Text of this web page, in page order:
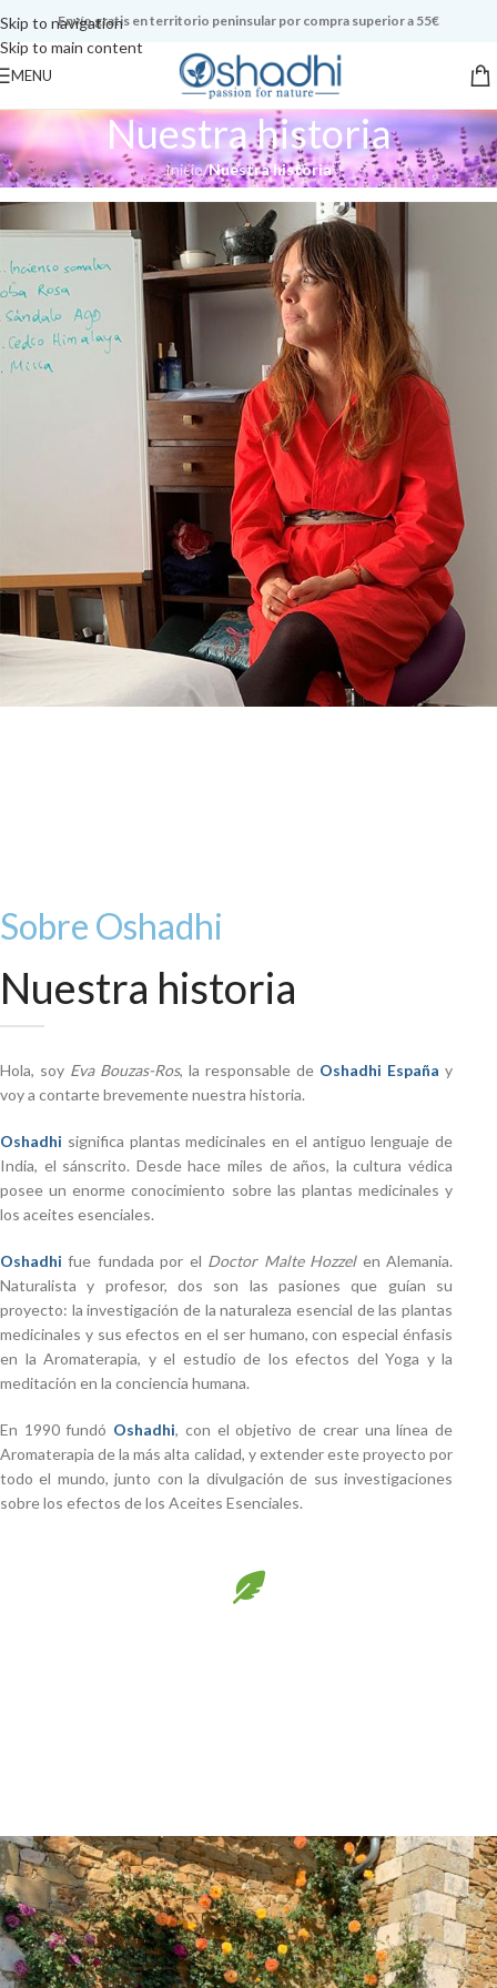
Skip to navigation
Skip to main content
Envío gratis en territorio peninsular por compra superior a 55€
MENU
Nuestra historia
Inicio/Nuestra historia
Sobre Oshadhi
Nuestra historia
Hola, soy Eva Bouzas-Ros, la responsable de Oshadhi España y
voy a contarte brevemente nuestra historia.
Oshadhi significa plantas medicinales en el antiguo lenguaje de
India, el sánscrito. Desde hace miles de años, la cultura védica
posee un enorme conocimiento sobre las plantas medicinales y
los aceites esenciales.
Oshadhi fue fundada por el Doctor Malte Hozzelen Alemania.
Naturalista y profesor, dos son las pasiones que guían su
proyecto: la investigación de la naturaleza esencial de las plantas
medicinales y sus efectos en el ser humano, con especial énfasis
en la Aromaterapia, y el estudio de los efectos del Yoga y la
meditación en la conciencia humana.
En 1990 fundó Oshadhi, con el objetivo de crear una línea de
Aromaterapia de la más alta calidad, y extender este proyecto por
todo el mundo, junto con la divulgación de sus investigaciones
sobre los efectos de los Aceites Esenciales.